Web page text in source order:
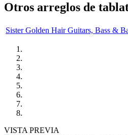
Otros arreglos de
Sister Golden Hair Guitars, Bass &
VISTA PREVIA